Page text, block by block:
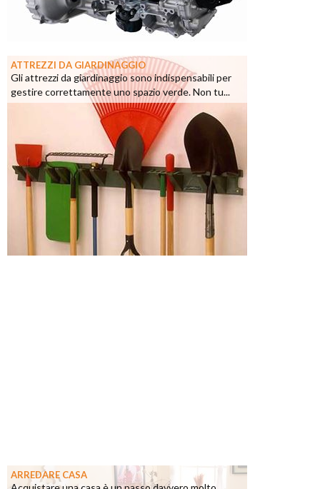
ATTREZZI DA GIARDINAGGIO
Gli attrezzi da giardinaggio sono indispensabili per
gestire correttamente uno spazio verde. Non tu...
ARREDARE CASA